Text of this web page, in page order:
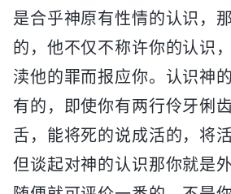
是合乎神原有性情的认识，
的，他不仅不称许你的认识
渎他的罪而报应你。认识神
有的，即使你有两行伶牙俐
舌，能将死的说成活的，将
但谈起对神的认识那你就是